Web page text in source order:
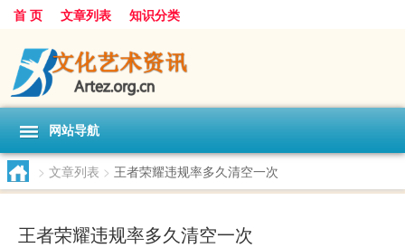
首 页 文章列表 知识分类
网站导航
> 文章列表 > 王者荣耀违规率多久清空一次
王者荣耀违规率多久清空一次